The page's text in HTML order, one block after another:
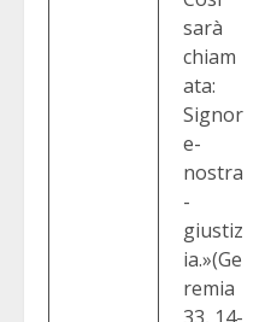
sarà
chiam
ata:
Signor
e-
nostra
-
giustiz
ia.»(Ge
remia